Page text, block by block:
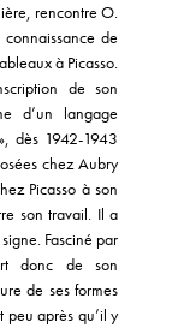
rencontre O.
de
à Picasso.
de son
d’un langage
dès 1942-1943
chez Aubry
Picasso à son
son travail. Il a
Fasciné par
donc de son
de ses formes
peu après qu’il y